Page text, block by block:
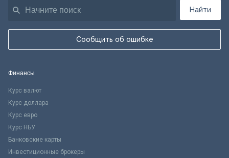
Найти
Сообщить об ошибке
Финансы
Курс валют
Курс доллара
Курс евро
Курс НБУ
Банковские карты
Инвестиционные брокеры